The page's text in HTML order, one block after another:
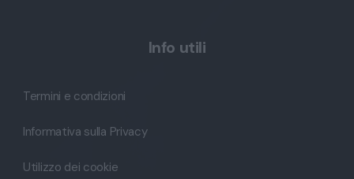
Info utili
Termini e condizioni
Informativa sulla Privacy
Utilizzo dei cookie